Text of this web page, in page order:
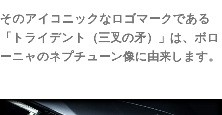
そのアイコニックなロゴマークである
「トライデント（三叉の矛）」は、ボロ
ーニャのネプチューン像に由来します。